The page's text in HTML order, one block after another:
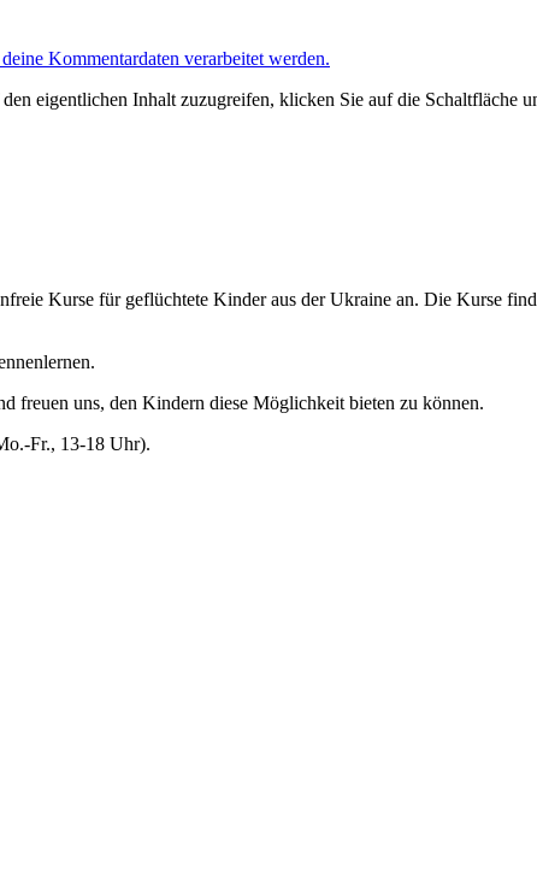
Kommentardaten verarbeitet werden.
eigentlichen Inhalt zuzugreifen, klicken Sie auf die Schaltfläche
Kurse für geflüchtete Kinder aus der Ukraine an. Die Kurse
freuen uns, den Kindern diese Möglichkeit bieten zu können.
Fr., 13-18 Uhr).